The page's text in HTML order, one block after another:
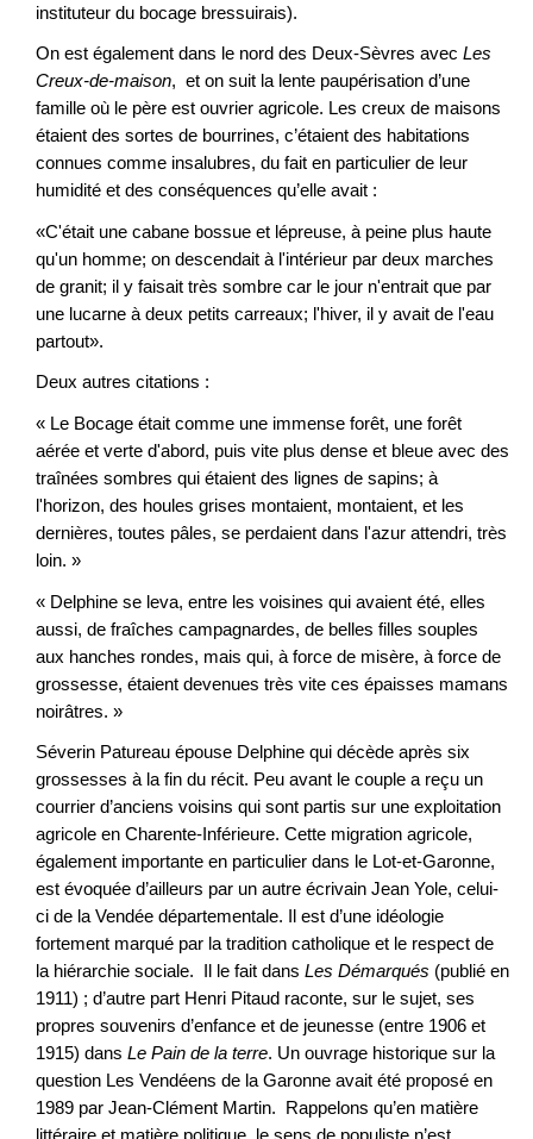
instituteur du bocage bressuirais).
On est également dans le nord des Deux-Sèvres avec Les
Creux-de-maison, et on suit la lente paupérisation d’une
famille où le père est ouvrier agricole. Les creux de maisons
étaient des sortes de bourrines, c’étaient des habitations
connues comme insalubres, du fait en particulier de leur
humidité et des conséquences qu’elle avait :
«C'était une cabane bossue et lépreuse, à peine plus haute
qu'un homme; on descendait à l'intérieur par deux marches
de granit; il y faisait très sombre car le jour n'entrait que par
une lucarne à deux petits carreaux; l'hiver, il y avait de l'eau
partout».
Deux autres citations :
« Le Bocage était comme une immense forêt, une forêt
aérée et verte d'abord, puis vite plus dense et bleue avec des
traînées sombres qui étaient des lignes de sapins; à
l'horizon, des houles grises montaient, montaient, et les
dernières, toutes pâles, se perdaient dans l'azur attendri, très
loin. »
« Delphine se leva, entre les voisines qui avaient été, elles
aussi, de fraîches campagnardes, de belles filles souples
aux hanches rondes, mais qui, à force de misère, à force de
grossesse, étaient devenues très vite ces épaisses mamans
noirâtres. »
Séverin Patureau épouse Delphine qui décède après six
grossesses à la fin du récit. Peu avant le couple a reçu un
courrier d’anciens voisins qui sont partis sur une exploitation
agricole en Charente-Inférieure. Cette migration agricole,
également importante en particulier dans le Lot-et-Garonne,
est évoquée d’ailleurs par un autre écrivain Jean Yole, celui-
ci de la Vendée départementale. Il est d’une idéologie
fortement marqué par la tradition catholique et le respect de
la hiérarchie sociale. Il le fait dans Les Démarqués (publié en
1911) ; d’autre part Henri Pitaud raconte, sur le sujet, ses
propres souvenirs d’enfance et de jeunesse (entre 1906 et
1915) dans Le Pain de la terre. Un ouvrage historique sur la
question Les Vendéens de la Garonne avait été proposé en
1989 par Jean-Clément Martin. Rappelons qu’en matière
littéraire et matière politique, le sens de populiste n’est